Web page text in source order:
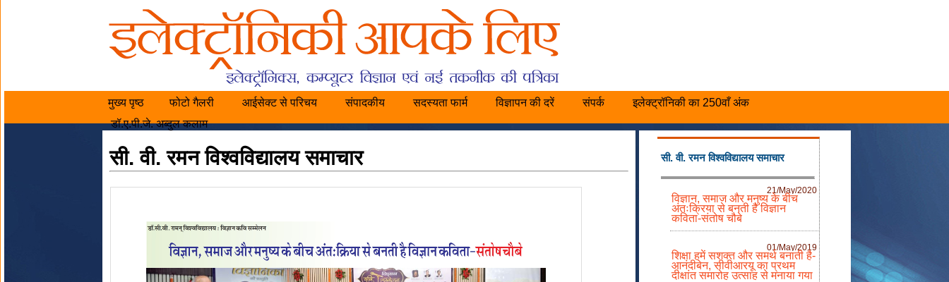
मुख्य पृष्ठ फोटो गैलरी आईसेक्ट से परिचय संपादकीय सदस्यता फार्म विज्ञापन की दरें संपर्क
इलेक्ट्रॉनिकी का 250वाँ अंक
डॉ.ए.पी.जे. अब्दुल कलाम
सी. वी. रमन विश्वविद्यालय समाचार सी. वी. रमन विश्वविद्यालय समाचार
21/May/2020
विज्ञान, समाज और मनुष्य के बीच
अंतःक्रिया से बनती है विज्ञान
कविता-संतोष चौबे
01/May/2019
शिक्षा हमें सशक्त और समर्थ बनाती है-
आनंदीबेन, सीवीआरयू का प्रथम
दीक्षांत समारोह उत्साह से मनाया गया